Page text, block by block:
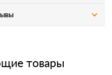
товары